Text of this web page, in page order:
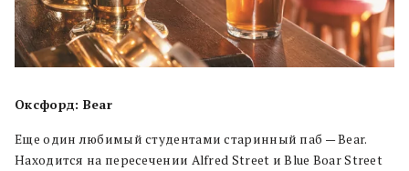
Оксфорд: Bear
Еще один любимый студентами старинный паб — Bear.
Находится на пересечении Alfred Street и Blue Boar Street